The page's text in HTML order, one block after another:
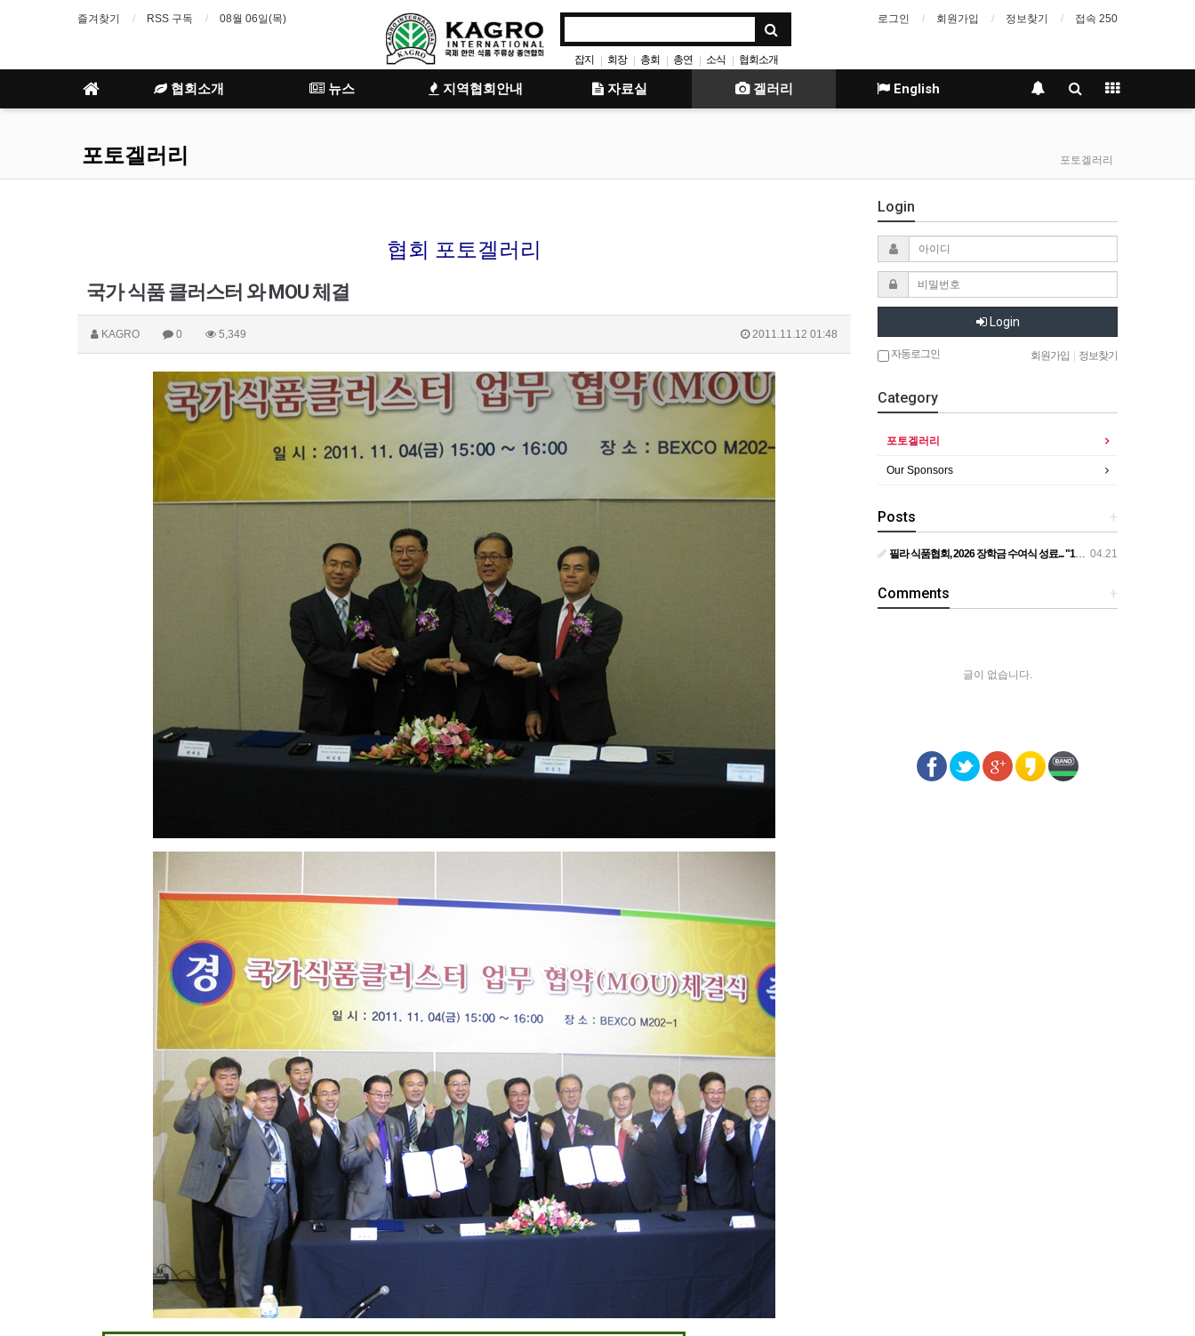
즐겨찾기 RSS 구독 08월 06일(목) 로그인 회원가입 정보찾기 접속 250
잡지 | 회장 | 총회 | 총연 | 소식 | 협회소개
지역
협회소개 뉴스 지역협회안내 자료실 겔러리 English
포토겔러리 포토겔러리
협회 포토겔러리
국가 식품 클러스터 와 MOU 체결
KAGRO 0 5,349 2011.11.12 01:48
Login
Login
자동로그인 회원가입 정보찾기
Category
포토겔러리
Our Sponsors
+
Posts
04.21
필라 식품협회, 2026 장학금 수여식 성료... "11명의 꿈을 응원합니다"... 필라 식품협회, 1만 1천 달러 장학금 전달
+
Comments
글이 없습니다.